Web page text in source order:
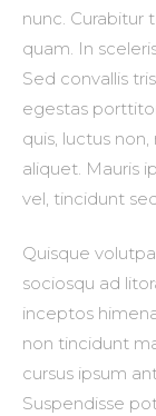
nunc. Curabitur
quam. In
Sed convallis
egestas
quis, luctus
aliquet. Mauris
vel, tincidunt
Quisque
sociosqu ad
inceptos
non tincidunt
cursus ipsum
Suspendisse